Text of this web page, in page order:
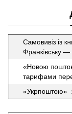
Самовивіз із
Франківську —
«Новою
тарифами
«Укрпоштою»